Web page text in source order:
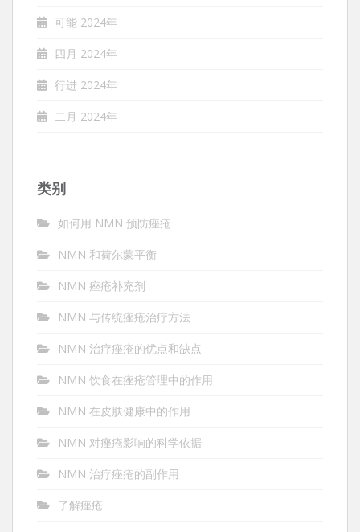
可能 2024年
四月 2024年
行进 2024年
二月 2024年
类别
如何用 NMN 预防痤疮
NMN 和荷尔蒙平衡
NMN 痤疮补充剂
NMN 与传统痤疮治疗方法
NMN 治疗痤疮的优点和缺点
NMN 饮食在痤疮管理中的作用
NMN 在皮肤健康中的作用
NMN 对痤疮影响的科学依据
NMN 治疗痤疮的副作用
了解痤疮